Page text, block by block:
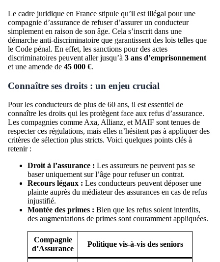
Le cadre juridique en France stipule qu’il est illégal pour une
compagnie d’assurance de refuser d’assurer un conducteur
simplement en raison de son âge. Cela s’inscrit dans une
démarche anti-discriminatoire que garantissent des lois telles que
le Code pénal. En effet, les sanctions pour des actes
discriminatoires peuvent aller jusqu’à 3 ans d’emprisonnement
et une amende de 45 000 €.
Connaître ses droits : un enjeu crucial
Pour les conducteurs de plus de 60 ans, il est essentiel de
connaître les droits qui les protègent face aux refus d’assurance.
Les compagnies comme Axa, Allianz, et MAIF sont tenues de
respecter ces régulations, mais elles n’hésitent pas à appliquer des
critères de sélection plus stricts. Voici quelques points clés à
retenir :
Droit à l’assurance : Les assureurs ne peuvent pas se
baser uniquement sur l’âge pour refuser un contrat.
Recours légaux : Les conducteurs peuvent déposer une
plainte auprès du médiateur des assurances en cas de refus
injustifié.
Montée des primes : Bien que les refus soient interdits,
des augmentations de primes sont couramment appliquées.
Compagnie
d’Assurance
Politique vis-à-vis des seniors